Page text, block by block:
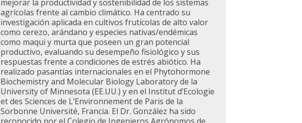
mejorar la productividad y sostenibilidad de los sistemas
agrícolas frente al cambio climático. Ha centrado su
investigación aplicada en cultivos frutícolas de alto valor
como cerezo, arándano y especies nativas/endémicas
como maqui y murta que poseen un gran potencial
productivo, evaluando su desempeño fisiológico y sus
respuestas frente a condiciones de estrés abiótico. Ha
realizado pasantías internacionales en el Phytohormone
Biochemistry and Molecular Biology Laboratory de la
University of Minnesota (EE.UU.) y en el Institut d’Ecologie
et des Sciences de L’Environnement de Paris de la
Sorbonne Université, Francia. El Dr. González ha sido